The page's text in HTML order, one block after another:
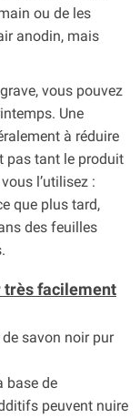
ou de les
anodin, mais
vous pouvez
Une
à réduire
pas tant le produit
l’utilisez :
que plus tard,
des feuilles
facilement
savon noir pur
base de
peuvent nuire